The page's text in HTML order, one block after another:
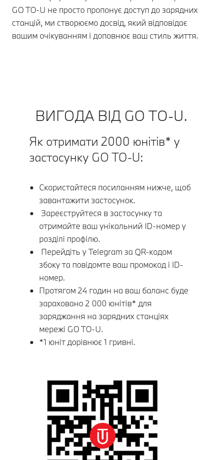
GO TO-U не просто пропонує доступ до зарядних
станцій, ми створюємо досвід, який відповідає
вашим очікуванням і доповнює ваш стиль життя.
ВИГОДА ВІД GO TO-U.
Як отримати 2000 юнітів* у
застосунку GO TO-U:
Скористайтеся посиланням нижче, щоб
завантажити застосунок.
Зареєструйтеся в застосунку та
отримайте ваш унікальний ID-номер у
розділі профілю.
Перейдіть у Telegram за QR-кодом
збоку та повідомте ваш промокод і ID-
номер.
Протягом 24 годин на ваш баланс буде
зараховано 2 000 юнітів* для
заряджання на зарядних станціях
мережі GO TO-U.
*1 юніт дорівнює 1 гривні.